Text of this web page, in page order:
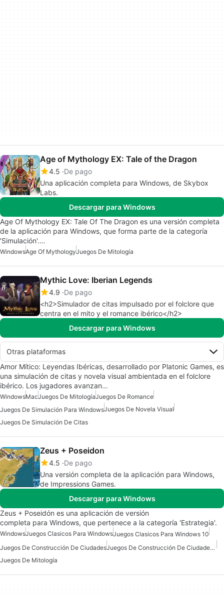
Age of Mythology EX: Tale of the Dragon
4.5 De pago
Una aplicación completa para Windows, de Skybox
Labs.
Descargar para Windows
Age Of Mythology EX: Tale Of The Dragon es una versión completa
de la aplicación para Windows, que forma parte de la categoría
'Simulación'.…
WindowsAge Of MythologyJuegos De Mitología
Mythic Love: Iberian Legends
4.9 De pago
<h2>Simulador de citas impulsado por el folclore que
centra en el mito y el romance ibérico</h2>
Descargar para Windows
Otras plataformas
Amor Mítico: Leyendas Ibéricas, desarrollado por Platonic Games, es
una simulación de citas y novela visual ambientada en el folclore
ibérico. Los jugadores avanzan…
WindowsMacJuegos De MitologíaJuegos De Romance
Juegos De Simulación Para WindowsJuegos De Novela Visual
Juegos De Simulación De Citas
Zeus + Poseidon
4.5 De pago
Una versión completa de la aplicación para Windows,
de Impressions Games.
Descargar para Windows
Zeus + Poseidón es una aplicación de versión
completa para Windows, que pertenece a la categoría 'Estrategia'.
WindowsJuegos Clasicos Para WindowsJuegos Clasicos Para Windows 10
Juegos De Construcción De Ciudades
Juegos De Construcción De Ciudades Para Windows
Juegos De Mitología